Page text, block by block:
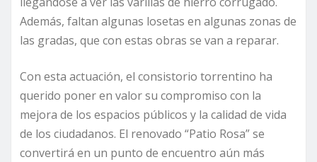
Además, faltan algunas losetas en algunas zonas de
las gradas, que con estas obras se van a reparar.
Con esta actuación, el consistorio torrentino ha
querido poner en valor su compromiso con la
mejora de los espacios públicos y la calidad de vida
de los ciudadanos. El renovado “Patio Rosa” se
convertirá en un punto de encuentro aún más